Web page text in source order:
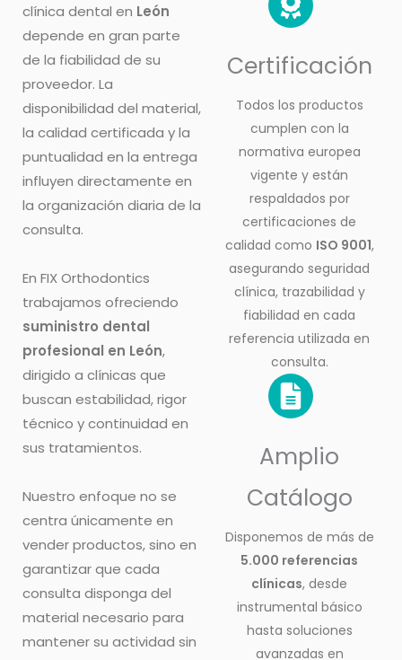
clínica dental en León
depende en gran parte
de la fiabilidad de su
proveedor. La
disponibilidad del material,
la calidad certificada y la
puntualidad en la entrega
influyen directamente en
la organización diaria de la
consulta.
En FIX Orthodontics
trabajamos ofreciendo
suministro dental
profesional en León,
dirigido a clínicas que
buscan estabilidad, rigor
técnico y continuidad en
sus tratamientos.
Nuestro enfoque no se
centra únicamente en
vender productos, sino en
garantizar que cada
consulta disponga del
material necesario para
mantener su actividad sin
Certificación
Todos los productos
cumplen con la
normativa europea
vigente y están
respaldados por
certificaciones de
calidad como ISO 9001,
asegurando seguridad
clínica, trazabilidad y
fiabilidad en cada
referencia utilizada en
consulta.
Amplio
Catálogo
Disponemos de más de
5.000 referencias
clínicas, desde
instrumental básico
hasta soluciones
avanzadas en